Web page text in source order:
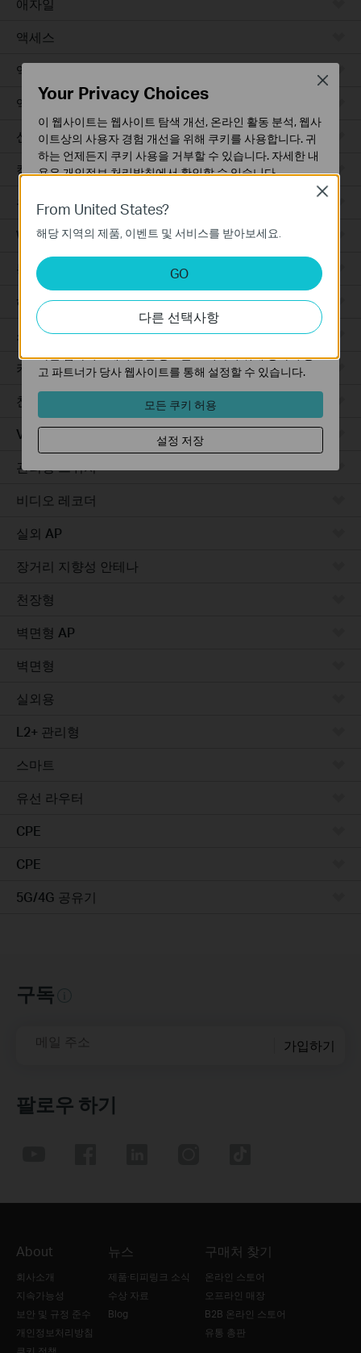
애자일
액세스
액세스 프로
액세스 맥스
산업용
캠퍼스
유선 라우터
WiFi 라우터
통합 라우터
하드웨어
소프트웨어
카메라
천장형 AP
VPN 라우터
관리형 스위치
비디오 레코더
실외 AP
장거리 지향성 안테나
천장형
벽면형 AP
벽면형
실외용
L2+ 관리형
스마트
유선 라우터
CPE
CPE
5G/4G 공유기
구독
메일 주소 가입하기
팔로우 하기
About
회사소개
지속가능성
보안 및 규정 준수
개인정보처리방침
뉴스
제품·티피링크 소식
수상 자료
Blog
구매처 찾기
온라인 스토어
오프라인 매장
B2B 온라인 스토어
유통 총판
From United States?
해당 지역의 제품, 이벤트 및 서비스를 받아보세요.
GO
다른 선택사항
Close
Your Privacy Choices
이 웹사이트는 웹사이트 탐색 개선, 온라인 활동 분석, 웹사
이트상의 사용자 경험 개선을 위해 쿠키를 사용합니다. 귀
하는 언제든지 쿠키 사용을 거부할 수 있습니다. 자세한 내
용은개인정보 처리방침에서 확인할 수 있습니다.
이 쿠키는 웹사이트가 작동하는 데 필요하며 사용자의 시
스템에서 비활성화할 수 없습니다.
분석 및 마케팅 쿠키
분석 쿠키는 웹사이트의 기능을 개선하고 조정하기 위해
웹사이트에서의 사용자 활동을 분석하는 데 사용하는 쿠키
입니다.
마케팅 쿠키는 귀하의 관심사에 대한 프로필을 생성하고
다른 웹사이트에서 관련 광고를 표시하기 위해 당사의 광
고 파트너가 당사 웹사이트를 통해 설정할 수 있습니다.
모든 쿠키 허용
설정 저장
Close